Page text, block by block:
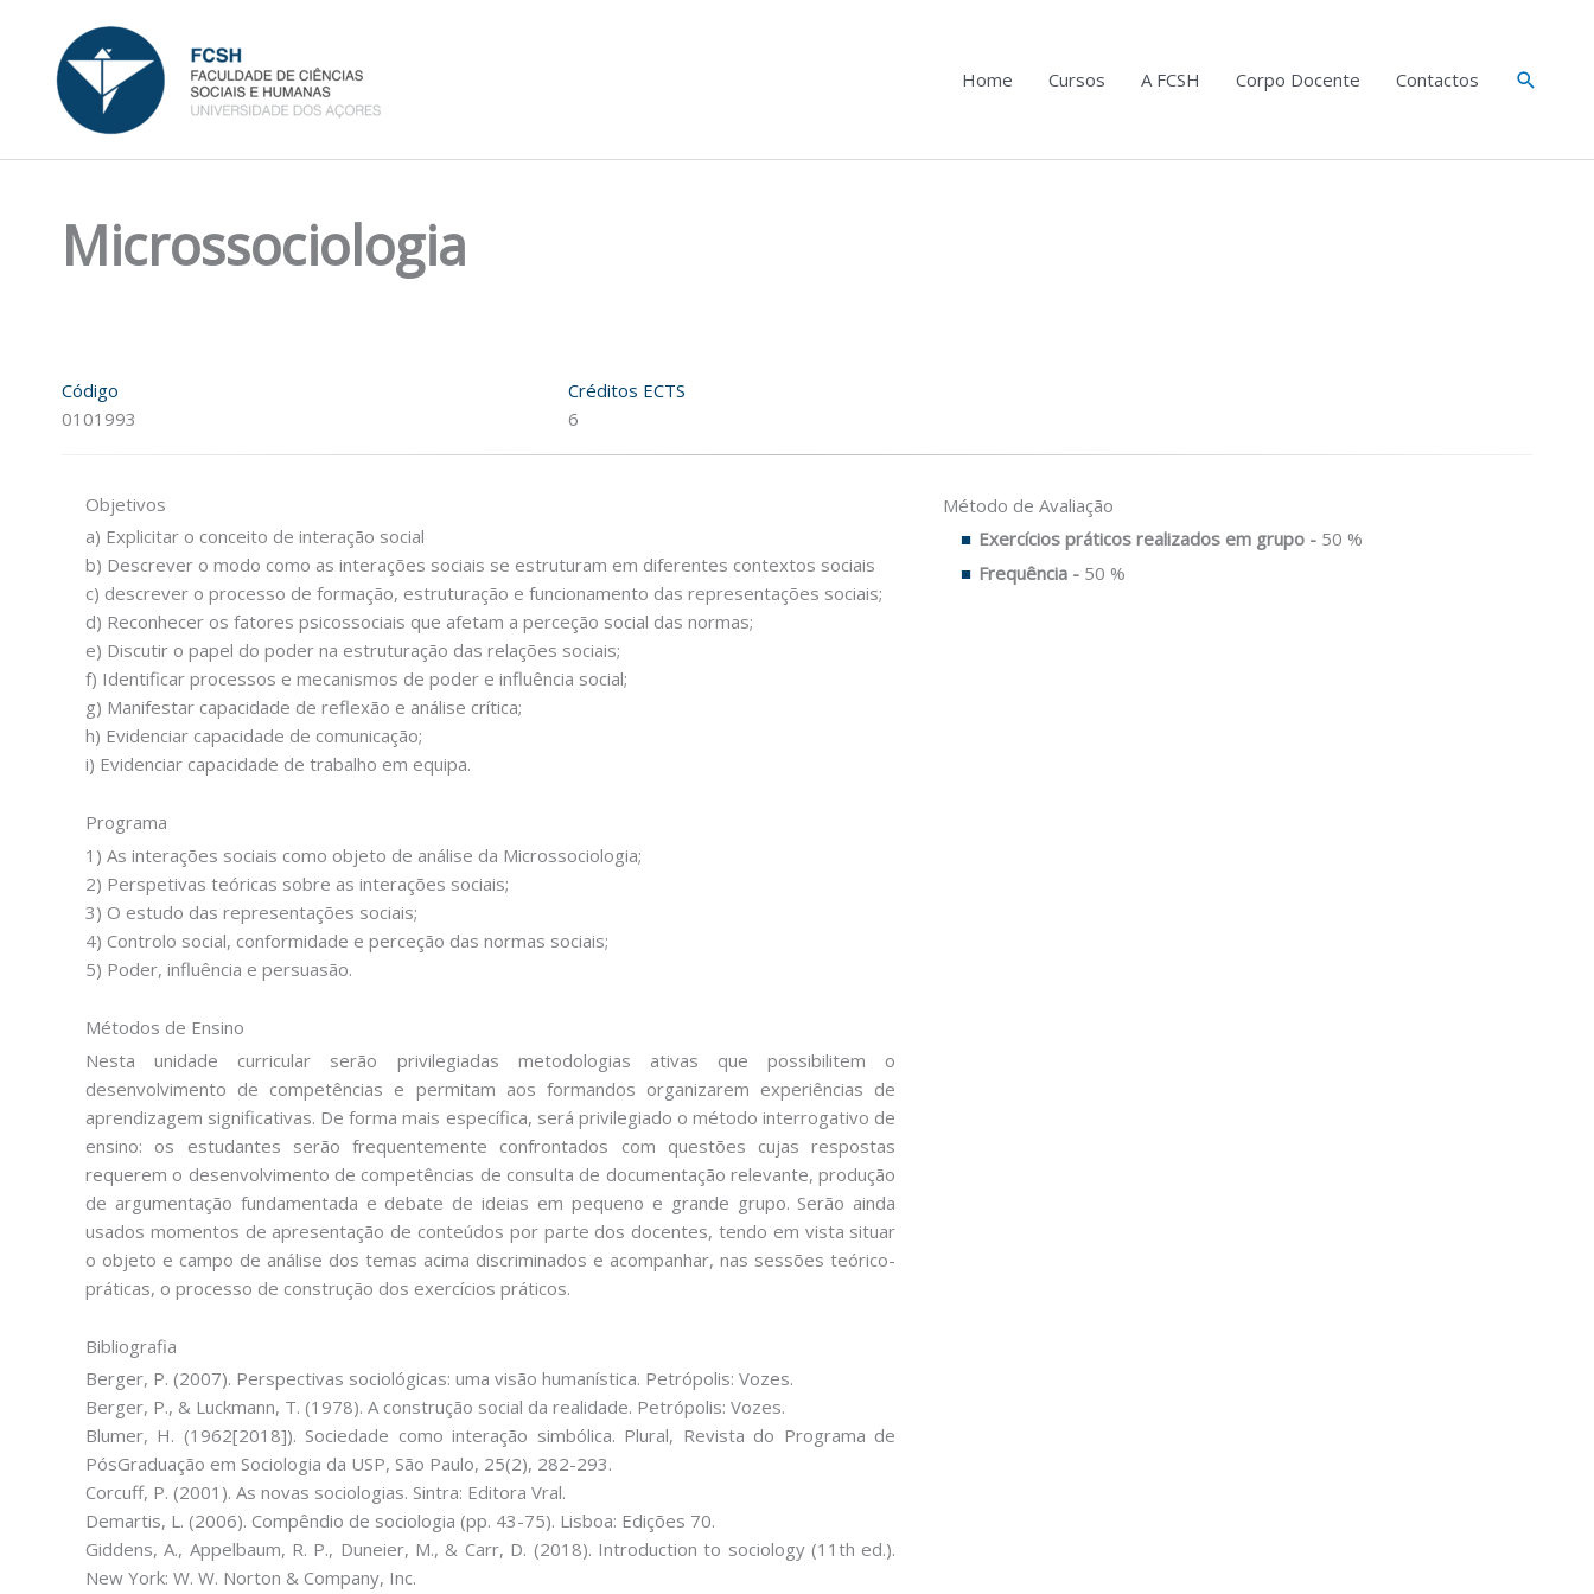
content
Home Cursos A FCSH Corpo Docente Contactos Search
Microssociologia
Código
0101993
Créditos ECTS
6
Objetivos
a) Explicitar o conceito de interação social
b) Descrever o modo como as interações sociais se estruturam em diferentes contextos sociais
c) descrever o processo de formação, estruturação e funcionamento das representações sociais;
d) Reconhecer os fatores psicossociais que afetam a perceção social das normas;
e) Discutir o papel do poder na estruturação das relações sociais;
f) Identificar processos e mecanismos de poder e influência social;
g) Manifestar capacidade de reflexão e análise crítica;
h) Evidenciar capacidade de comunicação;
i) Evidenciar capacidade de trabalho em equipa.
Programa
1) As interações sociais como objeto de análise da Microssociologia;
2) Perspetivas teóricas sobre as interações sociais;
3) O estudo das representações sociais;
4) Controlo social, conformidade e perceção das normas sociais;
5) Poder, influência e persuasão.
Métodos de Ensino
Nesta unidade curricular serão privilegiadas metodologias ativas que possibilitem o
desenvolvimento de competências e permitam aos formandos organizarem experiências de
aprendizagem significativas. De forma mais específica, será privilegiado o método interrogativo de
ensino: os estudantes serão frequentemente confrontados com questões cujas respostas
requerem o desenvolvimento de competências de consulta de documentação relevante, produção
de argumentação fundamentada e debate de ideias em pequeno e grande grupo. Serão ainda
usados momentos de apresentação de conteúdos por parte dos docentes, tendo em vista situar
o objeto e campo de análise dos temas acima discriminados e acompanhar, nas sessões teórico-
práticas, o processo de construção dos exercícios práticos.
Bibliografia
Berger, P. (2007). Perspectivas sociológicas: uma visão humanística. Petrópolis: Vozes.
Berger, P., & Luckmann, T. (1978). A construção social da realidade. Petrópolis: Vozes.
Blumer, H. (1962[2018]). Sociedade como interação simbólica. Plural, Revista do Programa de
PósGraduação em Sociologia da USP, São Paulo, 25(2), 282-293.
Corcuff, P. (2001). As novas sociologias. Sintra: Editora Vral.
Demartis, L. (2006). Compêndio de sociologia (pp. 43-75). Lisboa: Edições 70.
Giddens, A., Appelbaum, R. P., Duneier, M., & Carr, D. (2018). Introduction to sociology (11th ed.).
New York: W. W. Norton & Company, Inc.
Método de Avaliação
Exercícios práticos realizados em grupo - 50 %
Frequência - 50 %